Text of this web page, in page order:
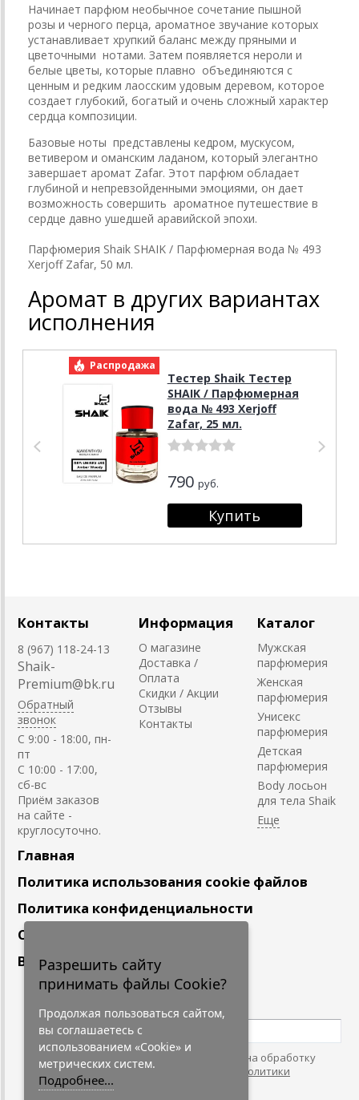
Начинает парфюм необычное сочетание пышной
розы и черного перца, ароматное звучание которых
устанавливает хрупкий баланс между пряными и
цветочными нотами. Затем появляется нероли и
белые цветы, которые плавно объединяются с
ценным и редким лаосским удовым деревом, которое
создает глубокий, богатый и очень сложный характер
сердца композиции.
Базовые ноты представлены кедром, мускусом,
ветивером и оманским ладаном, который элегантно
завершает аромат Zafar. Этот парфюм обладает
глубиной и непревзойденными эмоциями, он дает
возможность совершить ароматное путешествие в
сердце давно ушедшей аравийской эпохи.
Парфюмерия Shaik SHAIK / Парфюмерная вода № 493
Xerjoff Zafar, 50 мл.
Аромат в других вариантах
исполнения
Распродажа
Тестер Shaik Тестер
SHAIK / Парфюмерная
вода № 493 Xerjoff
Zafar, 25 мл.
790 руб.
Контакты
8 (967) 118-24-13
Shaik-
Premium@bk.ru
Обратный
звонок
C 9:00 - 18:00, пн-
пт
С 10:00 - 17:00,
сб-вс
Приём заказов
на сайте -
круглосуточно.
Информация
О магазине
Доставка /
Оплата
Скидки / Акции
Отзывы
Контакты
Каталог
Мужская
парфюмерия
Женская
парфюмерия
Унисекс
парфюмерия
Детская
парфюмерия
Body лосьон
для тела Shaik
Главная
Политика использования cookie файлов
Политика конфиденциальности
Сотрудничество
Вакансии
Подпишитесь
Нажимая на кнопку, я даю согласие на обработку
персональных данных. С условиями
"Политики
Конфидециальности"
Разрешить сайту
принимать файлы Cookie?
Продолжая пользоваться сайтом,
вы соглашаетесь с
использованием «Cookie» и
метрических систем.
Подробнее...